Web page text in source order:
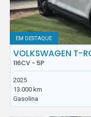
EM DESTAQUE
VOLKSWAGEN T-
116CV - 5P
2025
13.000 km
Gasolina